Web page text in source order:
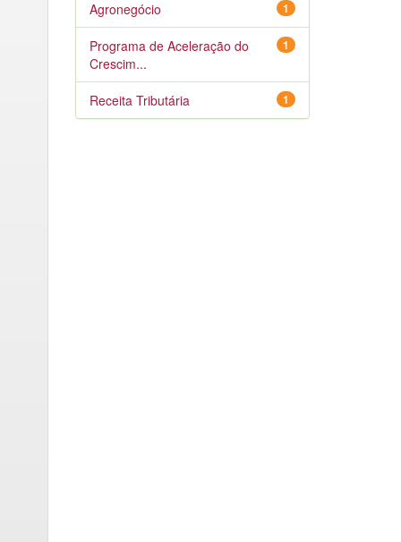
1
Agronegócio
1
Programa de Aceleração do
Crescim...
1
Receita Tributária